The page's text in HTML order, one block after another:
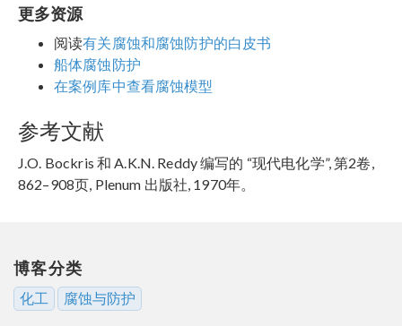
更多资源
阅读有关腐蚀和腐蚀防护的白皮书
船体腐蚀防护
在案例库中查看腐蚀模型
参考文献
J.O. Bockris 和 A.K.N. Reddy 编写的 “现代电化学”, 第2卷,
862–908页, Plenum 出版社, 1970年。
博客分类
化工 腐蚀与防护